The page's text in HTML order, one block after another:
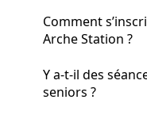
Comment
Arche Station ?
Y a-t-il des
seniors ?